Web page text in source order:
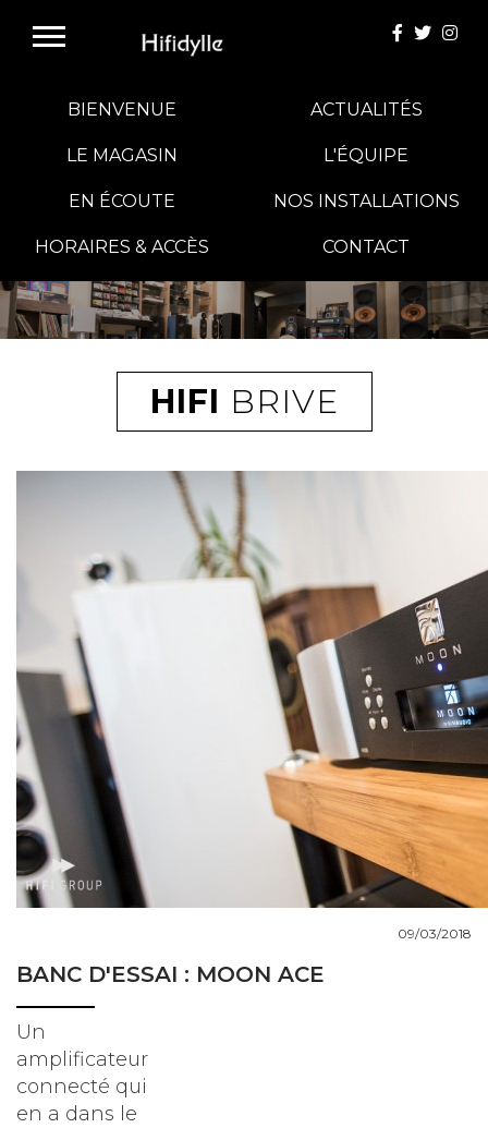
E-BOUTIQUE
HIFI GROUP
BANCS D'ESSAI
COUPS DE COEUR
DOSSIERS
NOUS CONTACTER
BIENVENUE ACTUALITÉS
LE MAGASIN L'ÉQUIPE
EN ÉCOUTE NOS INSTALLATIONS
HORAIRES & ACCÈS CONTACT
HIFI BRIVE
BANC D'ESSAI : MOON ACE
09/03/2018
Un
amplificateur
connecté qui
en a dans le